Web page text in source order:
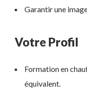
Garantir une
Votre Profil
Formation en
équivalent.